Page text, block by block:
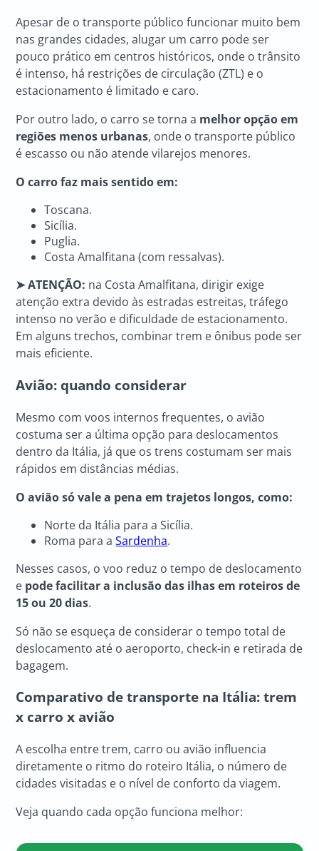
Apesar de o transporte público funcionar muito bem
nas grandes cidades, alugar um carro pode ser
pouco prático em centros históricos, onde o trânsito
é intenso, há restrições de circulação (ZTL) e o
estacionamento é limitado e caro.
Por outro lado, o carro se torna a melhor opção em
regiões menos urbanas, onde o transporte público
é escasso ou não atende vilarejos menores.
O carro faz mais sentido em:
Toscana.
Sicília.
Puglia.
Costa Amalfitana (com ressalvas).
➤ ATENÇÃO: na Costa Amalfitana, dirigir exige
atenção extra devido às estradas estreitas, tráfego
intenso no verão e dificuldade de estacionamento.
Em alguns trechos, combinar trem e ônibus pode ser
mais eficiente.
Avião: quando considerar
Mesmo com voos internos frequentes, o avião
costuma ser a última opção para deslocamentos
dentro da Itália, já que os trens costumam ser mais
rápidos em distâncias médias.
O avião só vale a pena em trajetos longos, como:
Norte da Itália para a Sicília.
Roma para aSardenha.
Nesses casos, o voo reduz o tempo de deslocamento
e pode facilitar a inclusão das ilhas em roteiros de
15 ou 20 dias.
Só não se esqueça de considerar o tempo total de
deslocamento até o aeroporto, check-in e retirada de
bagagem.
Comparativo de transporte na Itália: trem
x carro x avião
A escolha entre trem, carro ou avião influencia
diretamente o ritmo do roteiro Itália, o número de
cidades visitadas e o nível de conforto da viagem.
Veja quando cada opção funciona melhor: